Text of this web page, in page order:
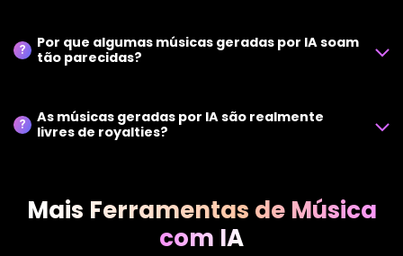
?
Por que algumas músicas geradas por IA soam
tão parecidas?
?
As músicas geradas por IA são realmente
livres de royalties?
Mais Ferramentas de Música
com IA